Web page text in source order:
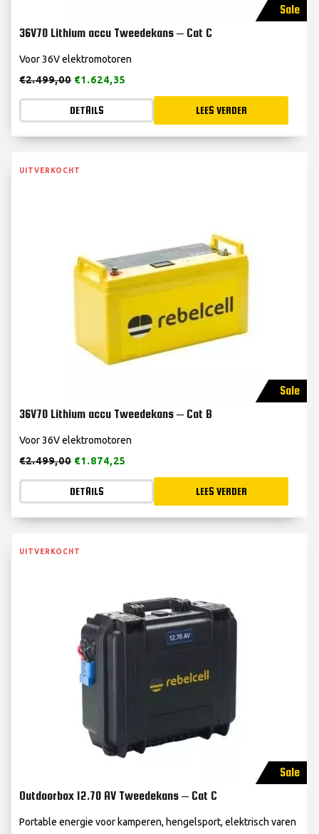
Sale
36V70 Lithium accu Tweedekans – Cat C
Voor 36V elektromotoren
€2.499,00 €1.624,35
DETAILS LEES VERDER
UITVERKOCHT
Sale
36V70 Lithium accu Tweedekans – Cat B
Voor 36V elektromotoren
€2.499,00 €1.874,25
DETAILS LEES VERDER
UITVERKOCHT
Sale
Outdoorbox 12.70 AV Tweedekans – Cat C
Portable energie voor kamperen, hengelsport, elektrisch varen